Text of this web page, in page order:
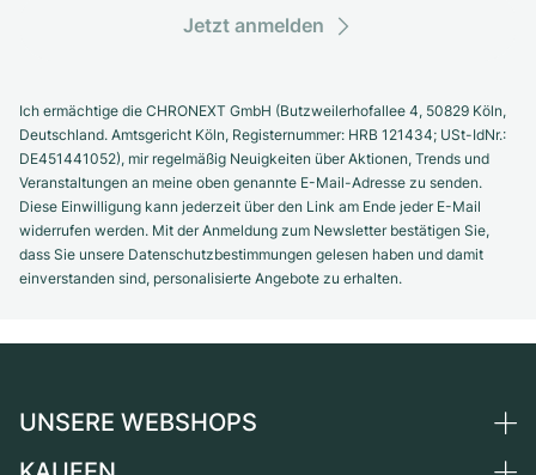
Jetzt anmelden
Ich ermächtige die CHRONEXT GmbH (Butzweilerhofallee 4, 50829 Köln,
Deutschland. Amtsgericht Köln, Registernummer: HRB 121434; USt-IdNr.:
DE451441052), mir regelmäßig Neuigkeiten über Aktionen, Trends und
Veranstaltungen an meine oben genannte E-Mail-Adresse zu senden.
Diese Einwilligung kann jederzeit über den Link am Ende jeder E-Mail
widerrufen werden. Mit der Anmeldung zum Newsletter bestätigen Sie,
dass Sie unsere Datenschutzbestimmungen gelesen haben und damit
einverstanden sind, personalisierte Angebote zu erhalten.
UNSERE WEBSHOPS
Deutschland